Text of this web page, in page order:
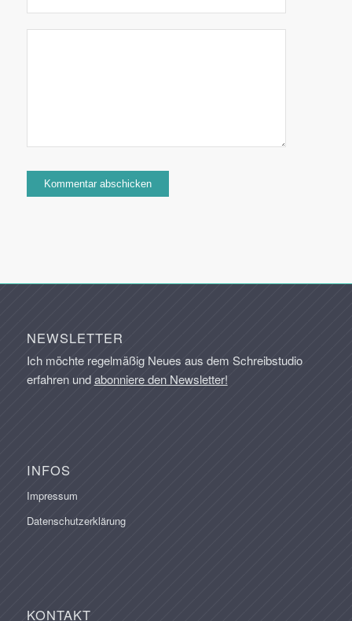
NEWSLETTER
Ich möchte regelmäßig Neues aus dem Schreibstudio
erfahren undabonniere den Newsletter!
INFOS
Impressum
Datenschutzerklärung
KONTAKT